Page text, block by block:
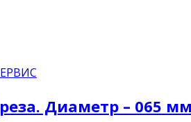
Диаметр – 065